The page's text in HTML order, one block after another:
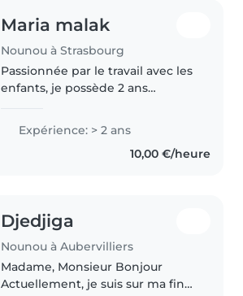
Maria malak
Nounou à Strasbourg
Passionnée par le travail avec les
enfants, je possède 2 ans
les enfants d'âge préscolaire, les
écoliers et les adolescents.
Formée aux premiers..
Expérience: > 2 ans
10,00 €/heure
Djedjiga
Nounou à Aubervilliers
Madame, Monsieur Bonjour
Actuellement, je suis sur ma fin